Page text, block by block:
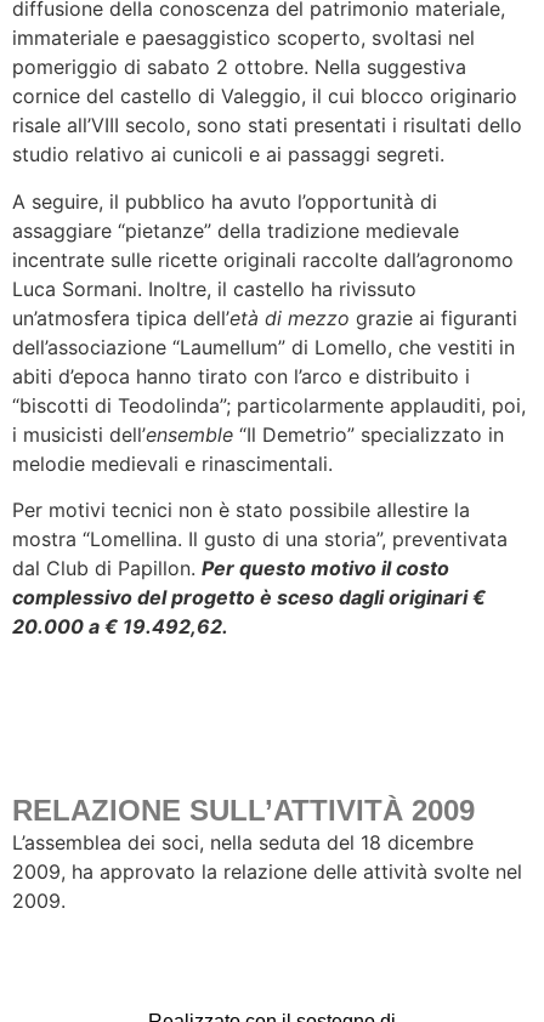
diffusione della conoscenza del patrimonio materiale,
immateriale e paesaggistico scoperto, svoltasi nel
pomeriggio di sabato 2 ottobre. Nella suggestiva
cornice del castello di Valeggio, il cui blocco originario
risale all’VIII secolo, sono stati presentati i risultati dello
studio relativo ai cunicoli e ai passaggi segreti.
A seguire, il pubblico ha avuto l’opportunità di
assaggiare “pietanze” della tradizione medievale
incentrate sulle ricette originali raccolte dall’agronomo
Luca Sormani. Inoltre, il castello ha rivissuto
un’atmosfera tipica dell’età di mezzo grazie ai figuranti
dell’associazione “Laumellum” di Lomello, che vestiti in
abiti d’epoca hanno tirato con l’arco e distribuito i
“biscotti di Teodolinda”; particolarmente applauditi, poi,
i musicisti dell’ensemble “Il Demetrio” specializzato in
melodie medievali e rinascimentali.
Per motivi tecnici non è stato possibile allestire la
mostra “Lomellina. Il gusto di una storia”, preventivata
dal Club di Papillon. Per questo motivo il costo
complessivo del progetto è sceso dagli originari €
20.000 a € 19.492,62.
RELAZIONE SULL’ATTIVITÀ 2009
L’assemblea dei soci, nella seduta del 18 dicembre
2009, ha approvato la relazione delle attività svolte nel
2009.